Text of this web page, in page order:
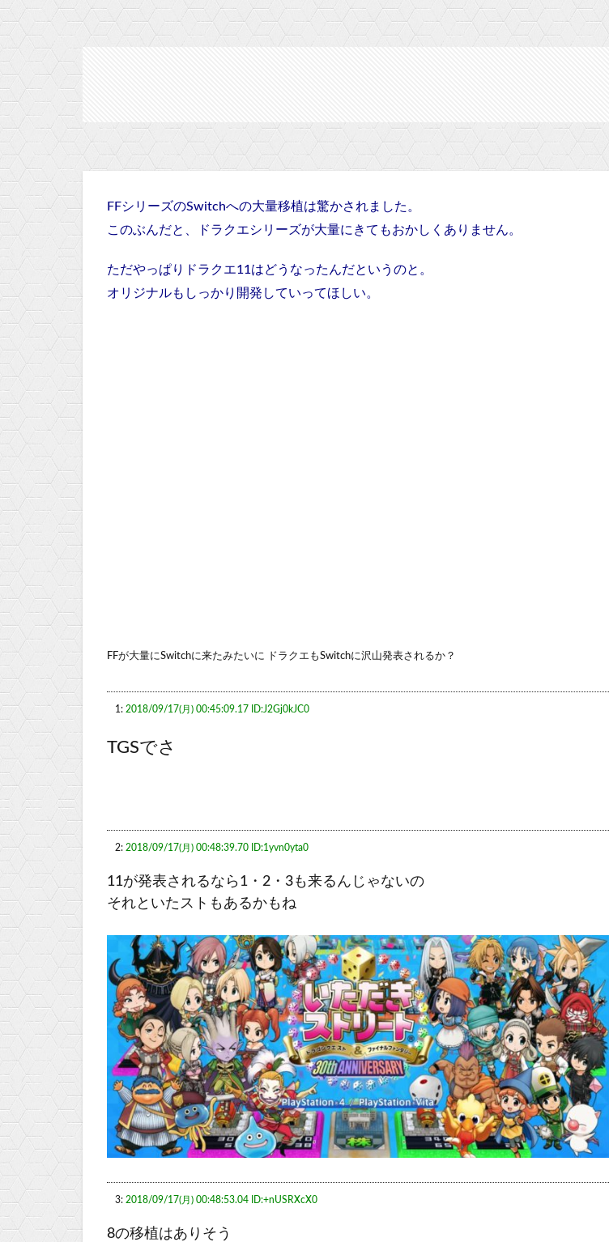
FFシリーズのSwitchへの大量移植は驚かされました。
このぶんだと、ドラクエシリーズが大量にきてもおかしくありません。
ただやっぱりドラクエ11はどうなったんだというのと。
オリジナルもしっかり開発していってほしい。
FFが大量にSwitchに来たみたいに ドラクエもSwitchに沢山発表されるか？
1: 2018/09/17(月) 00:45:09.17 ID:J2Gj0kJC0
TGSでさ
2: 2018/09/17(月) 00:48:39.70 ID:1yvn0yta0
11が発表されるなら1・2・3も来るんじゃないの
それといたストもあるかもね
3: 2018/09/17(月) 00:48:53.04 ID:+nUSRXcX0
8の移植はありそう